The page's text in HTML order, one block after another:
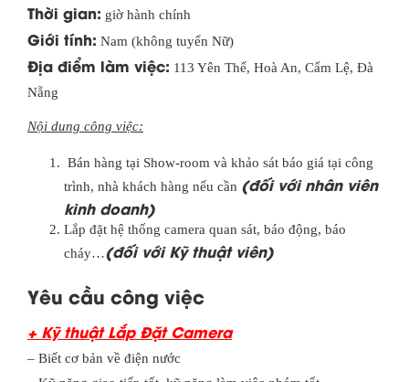
Thời gian: giờ hành chính
Giới tính: Nam (không tuyển Nữ)
Địa điểm làm việc: 113 Yên Thế, Hoà An, Cẩm Lệ, Đà
Nẵng
Nội dung công việc:
Bán hàng tại Show-room và khảo sát báo giá tại công
trình, nhà khách hàng nếu cần (đối với nhân viên
kinh doanh)
Lắp đặt hệ thống camera quan sát, báo động, báo
cháy…(đối với Kỹ thuật viên)
Yêu cầu công việc
+ Kỹ thuật Lắp Đặt Camera
– Biết cơ bản về điện nước